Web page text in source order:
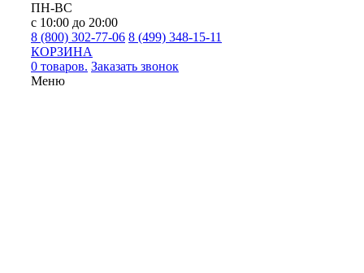
ПН-ВС
с 10:00 до 20:00
8 (800) 302-77-06 8 (499) 348-15-11
КОРЗИНА
0 товаров. Заказать звонок
Меню